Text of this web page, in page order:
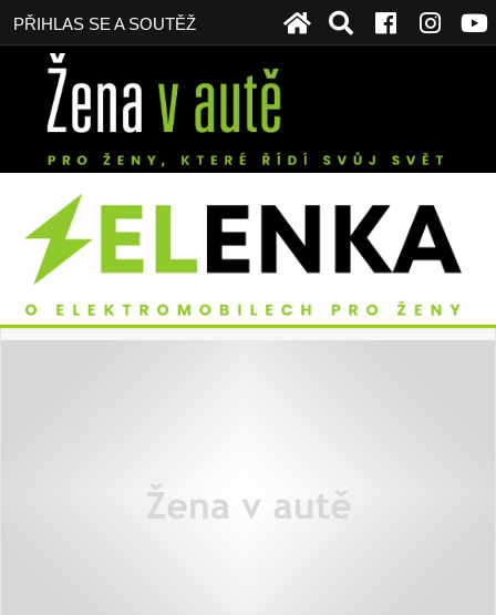
PŘIHLAS SE A SOUTĚŽ